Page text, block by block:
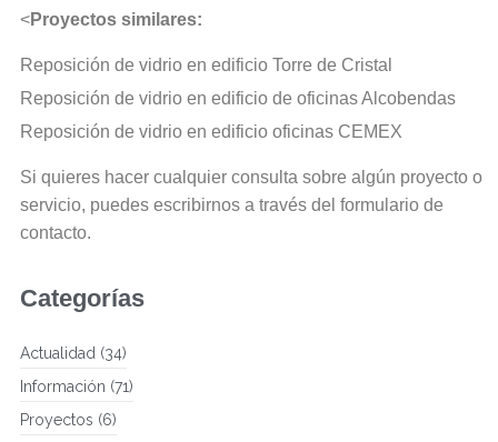
<Proyectos similares:
Reposición de vidrio en edificio Torre de Cristal
Reposición de vidrio en edificio de oficinas Alcobendas
Reposición de vidrio en edificio oficinas CEMEX
Si quieres hacer cualquier consulta sobre algún proyecto o
servicio, puedes escribirnos a través del formulario de
contacto.
Categorías
Actualidad (34)
Información (71)
Proyectos (6)